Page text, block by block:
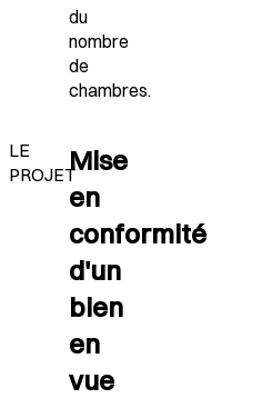
du
nombre
de
chambres.
LE
PROJETMise
en
conformité
d'un
bien
en
vue